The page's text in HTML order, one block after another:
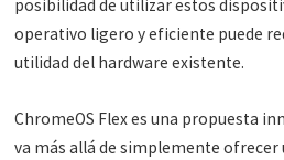
posibilidad de utilizar estos
operativo ligero y eficiente puede
utilidad del hardware existente.
ChromeOS Flex es una propuesta
va más allá de simplemente ofrecer